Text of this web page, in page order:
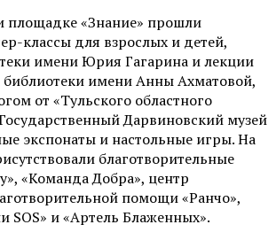
площадке «Знание» прошли
классы для взрослых и детей,
имени Юрия Гагарина и лекции
библиотеки имени Анны Ахматовой,
от «Тульского областного
Дарвиновский музей
экспонаты и настольные игры. На
благотворительные
«Команда Добра», центр
помощи «Ранчо»,
SOS» и «Артель Блаженных».